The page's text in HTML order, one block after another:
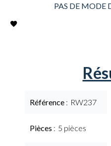
PAS DE MODE
Référence RW237
Pièces 5 pièces